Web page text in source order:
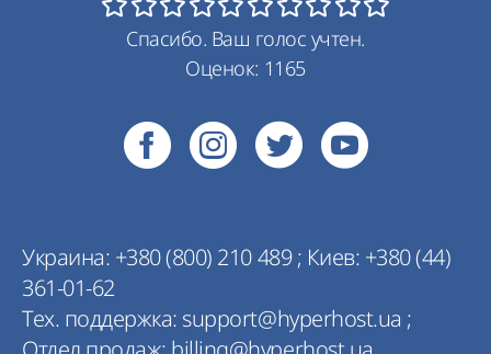
Украина: +380 (800) 210 489; Киев: +380 (44)
361-01-62
Тех. поддержка: support@hyperhost.ua ;
Спасибо. Ваш голос учтен.
Оценок: 1165